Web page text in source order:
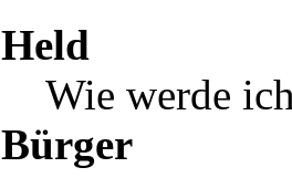
Held
Wie werde
Bürger